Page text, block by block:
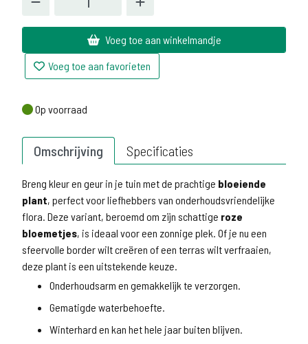
Voeg toe aan winkelmandje
Voeg toe aan favorieten
Op voorraad
Op voorraad
Omschrijving Specificaties
Breng kleur en geur in je tuin met de prachtige bloeiende
plant, perfect voor liefhebbers van onderhoudsvriendelijke
flora. Deze variant, beroemd om zijn schattige roze
bloemetjes, is ideaal voor een zonnige plek. Of je nu een
sfeervolle border wilt creëren of een terras wilt verfraaien,
deze plant is een uitstekende keuze.
Onderhoudsarm en gemakkelijk te verzorgen.
Gematigde waterbehoefte.
Winterhard en kan het hele jaar buiten blijven.